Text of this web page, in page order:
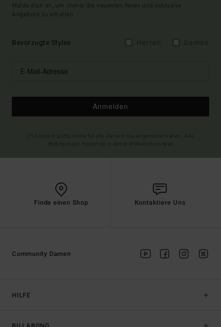
Melde dich an, um immer die neuesten News und exklusive
Angebote zu erhalten.
Bevorzugte Styles
Anmelden
Finde einen Shop Kontaktiere Uns
HILFE
Community Damen